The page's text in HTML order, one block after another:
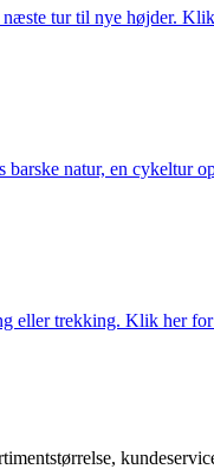
tur til nye højder.
natur, en cykeltur
eller trekking. Klik her for